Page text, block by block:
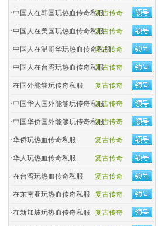
复古传奇
·中国人在韩国玩热血传奇私服
复古传奇
·中国人在美国玩热血传奇私服
复古传奇
·中国人在温哥华玩热血传奇私服
复古传奇
·中国人在台湾玩热血传奇私服
复古传奇
·在国外能够玩传奇私服
复古传奇
·中国华人国外能够玩传奇私服
复古传奇
·中国华侨国外能够玩传奇私服
复古传奇
·华侨玩热血传奇私服
复古传奇
·华人玩热血传奇私服
复古传奇
·在台湾玩热血传奇私服
复古传奇
·在东南亚玩热血传奇私服
复古传奇
·在新加坡玩热血传奇私服